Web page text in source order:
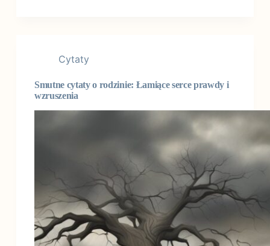
Cytaty
Smutne cytaty o rodzinie: Łamiące serce prawdy i
wzruszenia